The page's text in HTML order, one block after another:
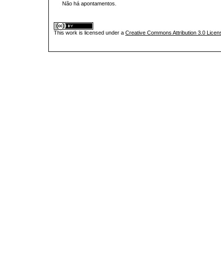
Não há apontamentos.
This work is licensed under a Creative Commons Attribution 3.0